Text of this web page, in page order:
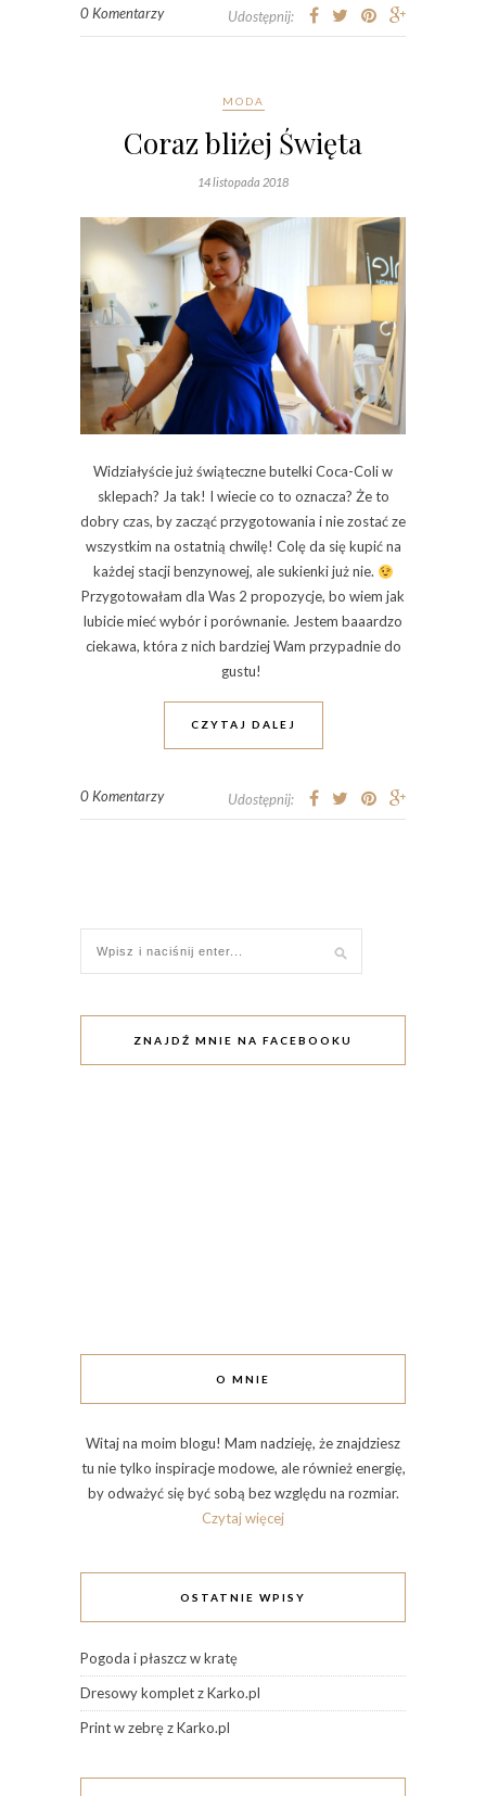
0 Komentarzy Udostępnij:
MODA
Coraz bliżej Święta
14 listopada 2018
Widziałyście już świąteczne butelki Coca-Coli w
sklepach? Ja tak! I wiecie co to oznacza? Że to
dobry czas, by zacząć przygotowania i nie zostać ze
wszystkim na ostatnią chwilę! Colę da się kupić na
każdej stacji benzynowej, ale sukienki już nie.
Przygotowałam dla Was 2 propozycje, bo wiem jak
lubicie mieć wybór i porównanie. Jestem baaardzo
ciekawa, która z nich bardziej Wam przypadnie do
gustu!
CZYTAJ DALEJ
0 Komentarzy Udostępnij:
ZNAJDŹ MNIE NA FACEBOOKU
O MNIE
Witaj na moim blogu! Mam nadzieję, że znajdziesz
tu nie tylko inspiracje modowe, ale również energię,
by odważyć się być sobą bez względu na rozmiar.
Czytaj więcej
OSTATNIE WPISY
Pogoda i płaszcz w kratę
Dresowy komplet z Karko.pl
Print w zebrę z Karko.pl